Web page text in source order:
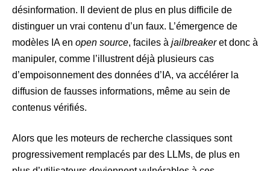
désinformation. Il devient de plus en plus difficile de
distinguer un vrai contenu d’un faux. L’émergence de
modèles IA en open source, faciles à jailbreakeret donc à
manipuler, comme l’illustrent déjà plusieurs cas
d’empoisonnement des données d’IA, va accélérer la
diffusion de fausses informations, même au sein de
contenus vérifiés.
Alors que les moteurs de recherche classiques sont
progressivement remplacés par des LLMs, de plus en